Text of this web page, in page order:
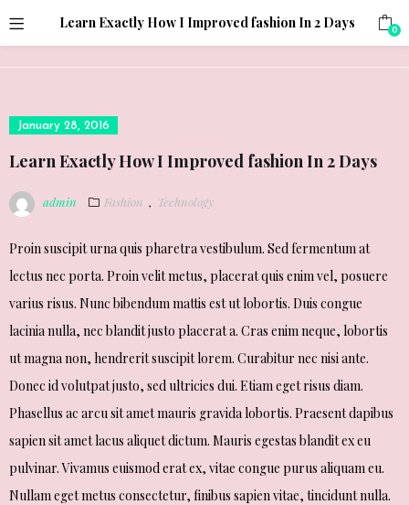
Learn Exactly How I Improved fashion In 2 Days 0
Posted
January 28, 2016
Learn Exactly How I Improved fashion In 2 Days
admin Fashion , Technology
Proin suscipit urna quis pharetra vestibulum. Sed fermentum at
lectus nec porta. Proin velit metus, placerat quis enim vel, posuere
varius risus. Nunc bibendum mattis est ut lobortis. Duis congue
lacinia nulla, nec blandit justo placerat a. Cras enim neque, lobortis
ut magna non, hendrerit suscipit lorem. Curabitur nec nisi ante.
Donec id volutpat justo, sed ultricies dui. Etiam eget risus diam.
Phasellus ac arcu sit amet mauris gravida lobortis. Praesent dapibus
sapien sit amet lacus aliquet dictum. Mauris egestas blandit ex eu
pulvinar. Vivamus euismod erat ex, vitae congue purus aliquam eu.
Nullam eget metus consectetur, finibus sapien vitae, tincidunt nulla.